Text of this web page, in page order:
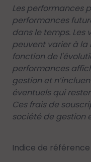
Les performances
performances
dans le temps. Les
peuvent varier à la
fonction de
performances
gestion et
éventuels qui
Ces frais de
société de gestion
Indice de référence